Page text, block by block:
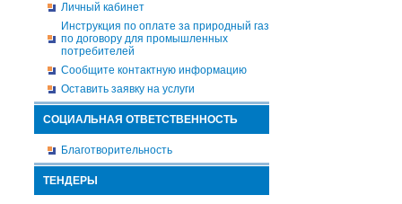
Личный кабинет
Инструкция по оплате за природный газ
по договору для промышленных
потребителей
Сообщите контактную информацию
Оставить заявку на услуги
СОЦИАЛЬНАЯ ОТВЕТСТВЕННОСТЬ
Благотворительность
ТЕНДЕРЫ